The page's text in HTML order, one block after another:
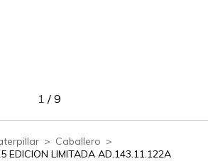
1 / 9
> Caballero >
EDICION LIMITADA AD.143.11.122A